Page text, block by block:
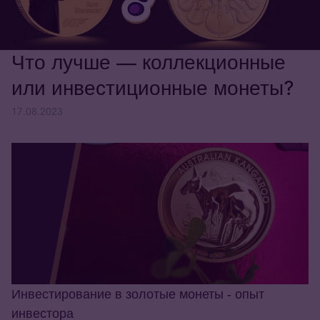
Что лучше — коллекционные
или инвестиционные монеты?
Инвестирование в золотые монеты - опыт
инвестора